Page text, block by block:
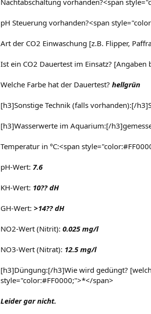
Nachtabschaltung vorhanden?<span
pH Steuerung vorhanden?<span
Art der CO2 Einwaschung [z.B. Flipper,
Ist ein CO2 Dauertest im Einsatz?
Welche Farbe hat der Dauertest? hellgrün
[h3]Sonstige Technik (falls vorhanden):[/
[h3]Wasserwerte im Aquarium:[/
Temperatur in °C:<span
pH-Wert: 7.6
KH-Wert: 10?? dH
GH-Wert: >14?? dH
NO2-Wert (Nitrit): 0.025 mg/l
NO3-Wert (Nitrat): 12.5 mg/l
[h3]Düngung:[/h3]Wie wird gedüngt?
style="color:#FF0000;">*</span>
Leider gar nicht.